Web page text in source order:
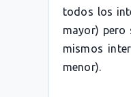
todos los
mayor) pero
mismos
menor).